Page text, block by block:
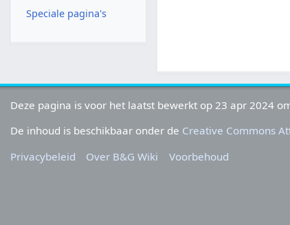
Speciale pagina's
Deze pagina is voor het laatst bewerkt op 23 apr 2024
De inhoud is beschikbaar onder de Creative Commons
Privacybeleid
Over B&G Wiki Voorbehoud